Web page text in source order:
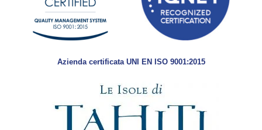
Azienda certificata UNI EN ISO 9001:2015